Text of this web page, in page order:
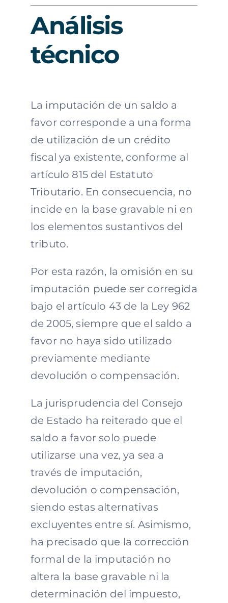
Análisis
técnico
La imputación de un saldo a
favor corresponde a una forma
de utilización de un crédito
fiscal ya existente, conforme al
artículo 815 del Estatuto
Tributario. En consecuencia, no
incide en la base gravable ni en
los elementos sustantivos del
tributo.
Por esta razón, la omisión en su
imputación puede ser corregida
bajo el artículo 43 de la Ley 962
de 2005, siempre que el saldo a
favor no haya sido utilizado
previamente mediante
devolución o compensación.
La jurisprudencia del Consejo
de Estado ha reiterado que el
saldo a favor solo puede
utilizarse una vez, ya sea a
través de imputación,
devolución o compensación,
siendo estas alternativas
excluyentes entre sí. Asimismo,
ha precisado que la corrección
formal de la imputación no
altera la base gravable ni la
determinación del impuesto,